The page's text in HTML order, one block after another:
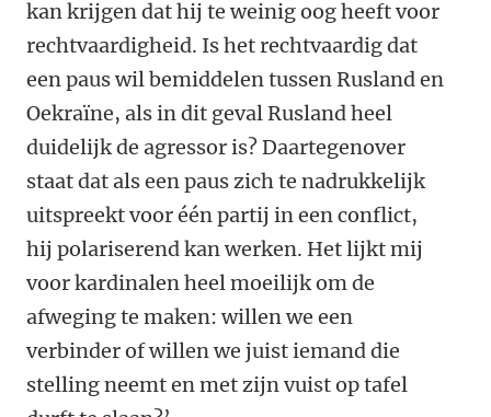
kan krijgen dat hij te weinig oog heeft voor
rechtvaardigheid. Is het rechtvaardig dat
een paus wil bemiddelen tussen Rusland en
Oekraïne, als in dit geval Rusland heel
duidelijk de agressor is? Daartegenover
staat dat als een paus zich te nadrukkelijk
uitspreekt voor één partij in een conflict,
hij polariserend kan werken. Het lijkt mij
voor kardinalen heel moeilijk om de
afweging te maken: willen we een
verbinder of willen we juist iemand die
stelling neemt en met zijn vuist op tafel